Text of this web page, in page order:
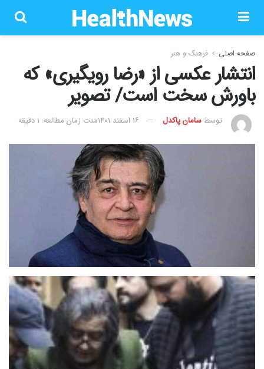
صفحه اصلی فرهنگ و هنر
انتشار عکسی از «رضا رویگیری» که
باورش سخت است/ تصویر
توسطسامان پاکدل ۱۶ اسفند ۱۴۰۱ مدت زمان مطالعه: 1 دقیقه